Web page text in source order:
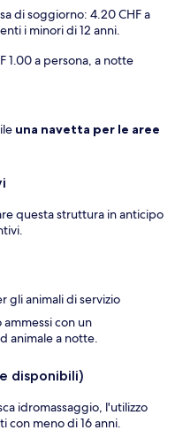
di soggiorno: 4.20 CHF a
i minori di 12 anni.
1.00 a persona, a notte
una navetta per le aree
questa struttura in anticipo
gli animali di servizio
con un
animale a notte.
disponibili)
idromassaggio, l'utilizzo
con meno di 16 anni.